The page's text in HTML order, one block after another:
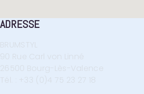
ADRESSE